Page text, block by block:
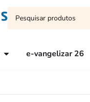
e-vangelizar 26